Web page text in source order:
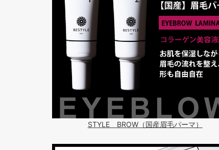
STYLE BROW（国産眉毛パーマ）